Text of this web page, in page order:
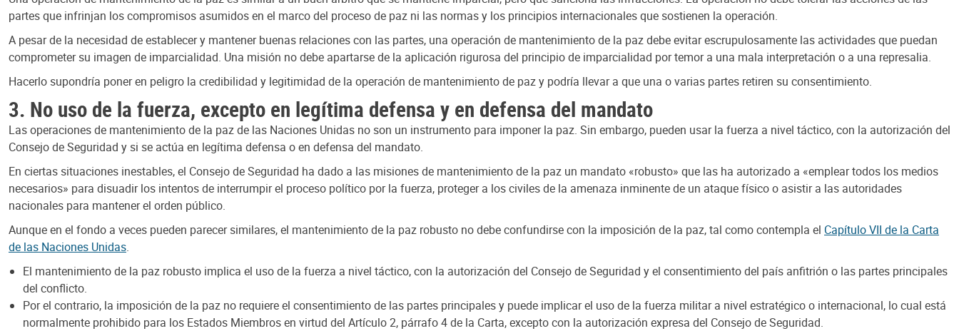
partes que infrinjan los compromisos asumidos en el marco del proceso de paz ni las normas y los principios internacionales que sostienen la operación.
A pesar de la necesidad de establecer y mantener buenas relaciones con las partes, una operación de mantenimiento de la paz debe evitar escrupulosamente las actividades que puedan
comprometer su imagen de imparcialidad. Una misión no debe apartarse de la aplicación rigurosa del principio de imparcialidad por temor a una mala interpretación o a una represalia.
Hacerlo supondría poner en peligro la credibilidad y legitimidad de la operación de mantenimiento de paz y podría llevar a que una o varias partes retiren su consentimiento.
3. No uso de la fuerza, excepto en legítima defensa y en defensa del mandato
Las operaciones de mantenimiento de la paz de las Naciones Unidas no son un instrumento para imponer la paz. Sin embargo, pueden usar la fuerza a nivel táctico, con la autorización del
Consejo de Seguridad y si se actúa en legítima defensa o en defensa del mandato.
En ciertas situaciones inestables, el Consejo de Seguridad ha dado a las misiones de mantenimiento de la paz un mandato «robusto» que las ha autorizado a «emplear todos los medios
necesarios» para disuadir los intentos de interrumpir el proceso político por la fuerza, proteger a los civiles de la amenaza inminente de un ataque físico o asistir a las autoridades
nacionales para mantener el orden público.
Aunque en el fondo a veces pueden parecer similares, el mantenimiento de la paz robusto no debe confundirse con la imposición de la paz, tal como contempla el Capítulo VII de la Carta
de las Naciones Unidas.
El mantenimiento de la paz robusto implica el uso de la fuerza a nivel táctico, con la autorización del Consejo de Seguridad y el consentimiento del país anfitrión o las partes principales
del conflicto.
Por el contrario, la imposición de la paz no requiere el consentimiento de las partes principales y puede implicar el uso de la fuerza militar a nivel estratégico o internacional, lo cual está
normalmente prohibido para los Estados Miembros en virtud del Artículo 2, párrafo 4 de la Carta, excepto con la autorización expresa del Consejo de Seguridad.